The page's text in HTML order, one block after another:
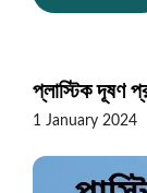
প্লাস্টিক দূষণ
1 January 2024